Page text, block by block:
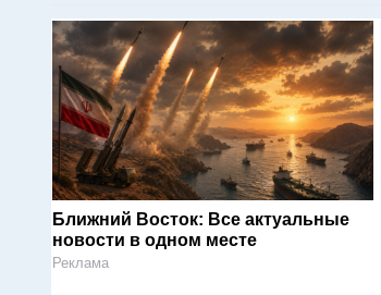
Ближний Восток: Все актуальные
новости в одном месте
Реклама